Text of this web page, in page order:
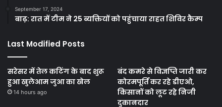
September 17, 2024
बाढ़: रात में टीम ने 25 ब्यक्तियों को पहुंचाया राहत शिविर कैम्प
Last Modified Posts
सरेसर में तेल कटिंग के बाद शुरू
हुआ खुलेआम जुआ का खेल
14 hours ago
बंद कमरे से विज्ञप्ति जारी कर
कोरमपूर्ति कर रहे डीएओ,
किसानों को लूट रहे निजी
दुकानदार